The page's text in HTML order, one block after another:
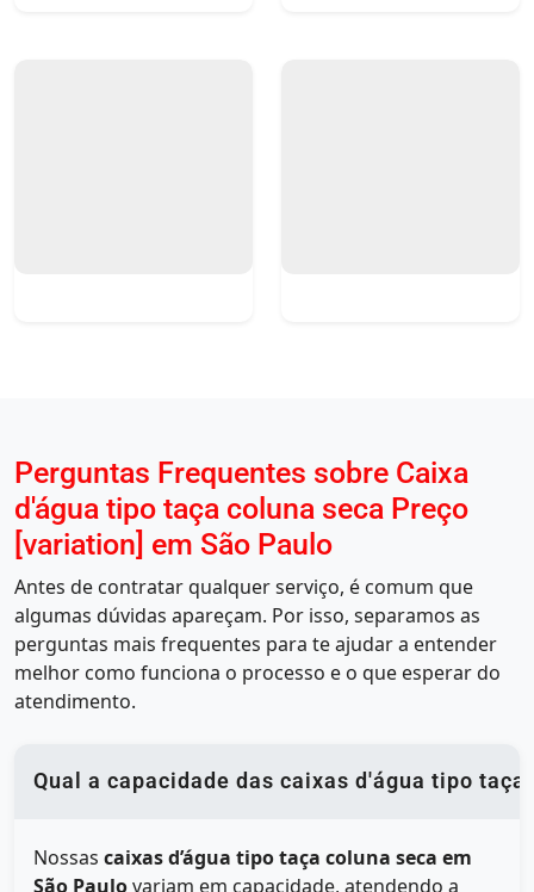
Perguntas Frequentes sobre Caixa
d'água tipo taça coluna seca Preço
[variation] em São Paulo
Antes de contratar qualquer serviço, é comum que
algumas dúvidas apareçam. Por isso, separamos as
perguntas mais frequentes para te ajudar a entender
melhor como funciona o processo e o que esperar do
atendimento.
Qual a capacidade das caixas d'água tipo
Nossas caixas d’água tipo taça coluna seca em
São Paulovariam em capacidade, atendendo a